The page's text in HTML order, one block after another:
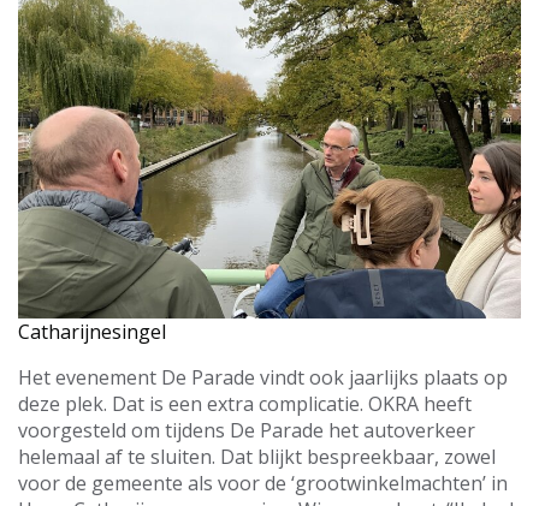
Catharijnesingel
Het evenement De Parade vindt ook jaarlijks plaats op
deze plek. Dat is een extra complicatie. OKRA heeft
voorgesteld om tijdens De Parade het autoverkeer
helemaal af te sluiten. Dat blijkt bespreekbaar, zowel
voor de gemeente als voor de ‘grootwinkelmachten’ in